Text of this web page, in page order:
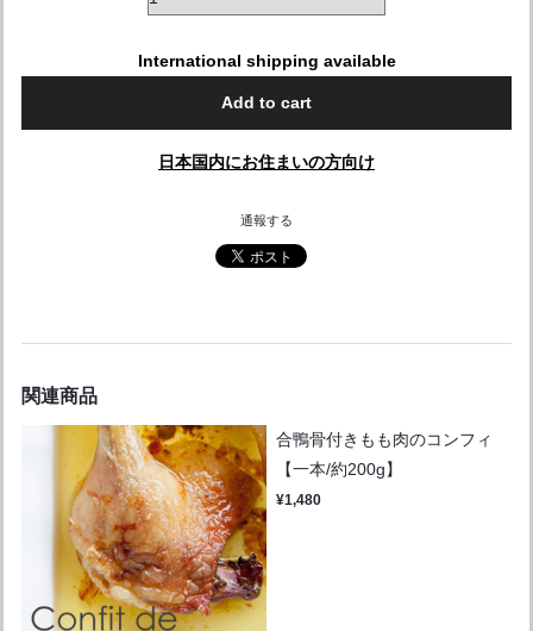
International shipping available
Add to cart
日本国内にお住まいの方向け
通報する
関連商品
合鴨骨付きもも肉のコンフィ
【一本/約200g】
¥1,480